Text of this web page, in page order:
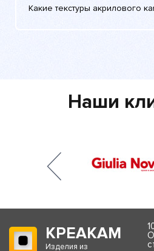
Какие текстуры акрилового
Наши
КРЕАКАМ
Изделия из